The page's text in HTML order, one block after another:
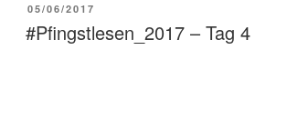
VERÖFFENTLICHT
AM
05/06/2017
#Pfingstlesen_2017 – Tag 4